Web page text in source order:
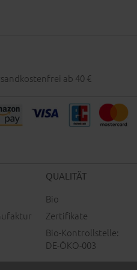
ab 40 €
QUALITÄT
Bio
Zertifikate
Bio-Kontrollstelle:
DE-ÖKO-003